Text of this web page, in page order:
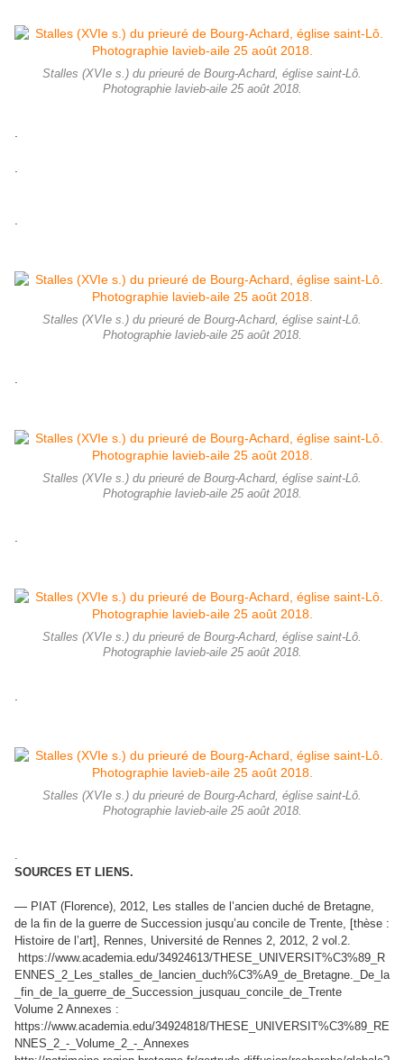
Stalles (XVIe s.) du prieuré de Bourg-Achard, église saint-Lô.
Photographie lavieb-aile 25 août 2018.
Stalles (XVIe s.) du prieuré de Bourg-Achard, église saint-Lô.
Photographie lavieb-aile 25 août 2018.
Stalles (XVIe s.) du prieuré de Bourg-Achard, église saint-Lô.
Photographie lavieb-aile 25 août 2018.
Stalles (XVIe s.) du prieuré de Bourg-Achard, église saint-Lô.
Photographie lavieb-aile 25 août 2018.
Stalles (XVIe s.) du prieuré de Bourg-Achard, église saint-Lô.
Photographie lavieb-aile 25 août 2018.
.
SOURCES ET LIENS.
— PIAT (Florence), 2012, Les stalles de l’ancien duché de Bretagne,
de la ﬁn de la guerre de Succession jusqu’au concile de Trente, [thèse :
Histoire de l’art], Rennes, Université de Rennes 2, 2012, 2 vol.2.
https://www.academia.edu/34924613/THESE_UNIVERSIT%C3%89_R
ENNES_2_Les_stalles_de_lancien_duch%C3%A9_de_Bretagne._De_la
_fin_de_la_guerre_de_Succession_jusquau_concile_de_Trente
Volume 2 Annexes :
https://www.academia.edu/34924818/THESE_UNIVERSIT%C3%89_RE
NNES_2_-_Volume_2_-_Annexes